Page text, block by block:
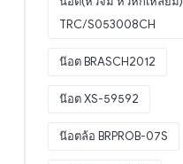
TRC/S053008CH
น๊อต BRASCH2012
น๊อต XS-59592
น๊อตล้อ BRPROB-07S